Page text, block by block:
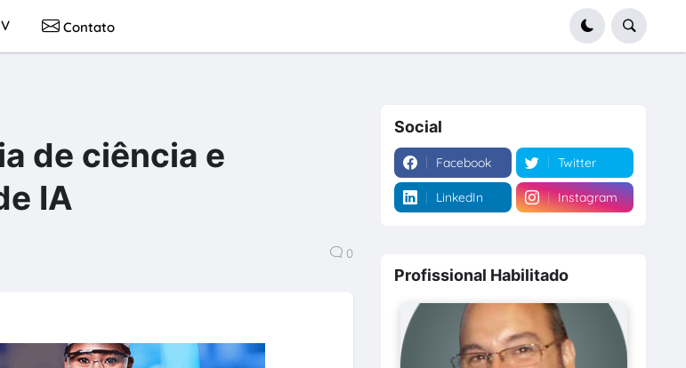
Contato
de ciência e
IA
0
Social
Facebook Twitter
LinkedIn Instagram
Profissional Habilitado